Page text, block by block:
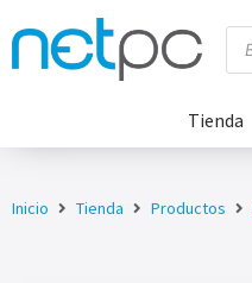
Tienda
Inicio Tienda Productos